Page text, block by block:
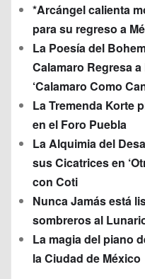
*Arcángel calienta
para su regreso a
La Poesía del
Calamaro Regresa
‘Calamaro Como
La Tremenda Korte
en el Foro Puebla
La Alquimia del
sus Cicatrices en
con Coti
Nunca Jamás está
sombreros al
La magia del piano
la Ciudad de México